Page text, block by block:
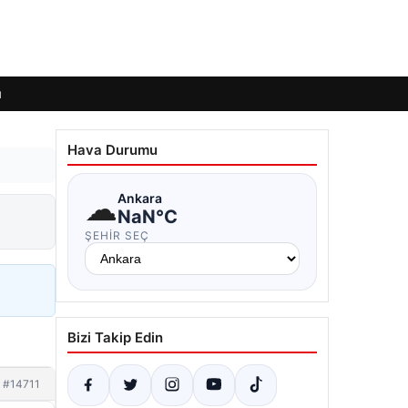
#14711
Hava Durumu
☁Ankara
NaN°C
ŞEHIR SEÇ
Bizi Takip Edin